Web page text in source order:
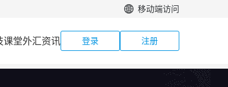
移动端访问
课堂外汇资讯 登录 注册